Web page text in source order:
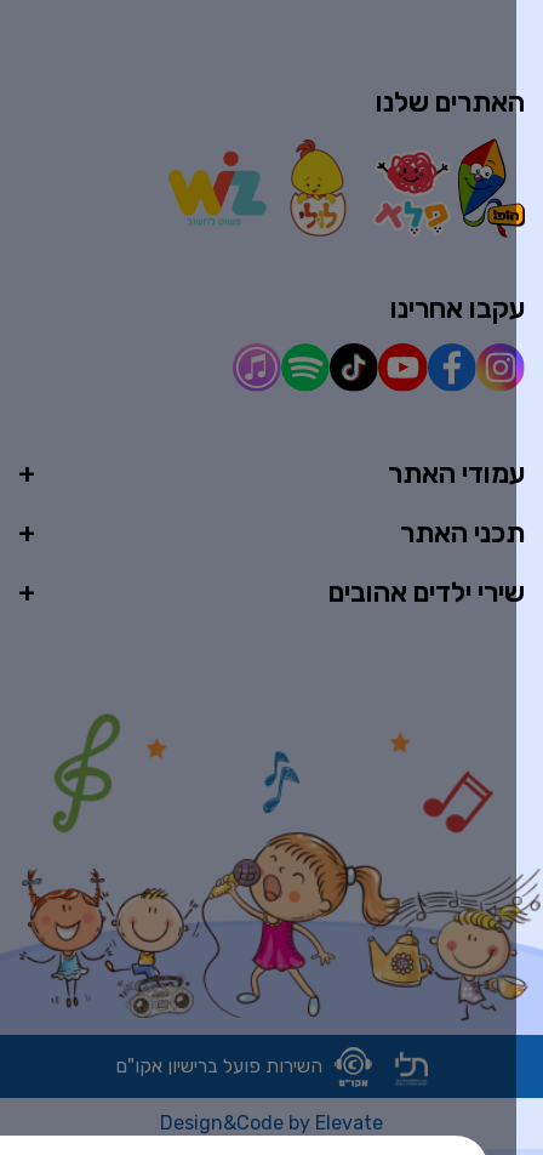
האתר
האתר
ילדים אהובים
שלנו
אחרינו
השירות פועל ברישיון אקו"ם
Design&Code by Elevate